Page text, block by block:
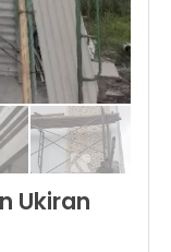
Ukiran